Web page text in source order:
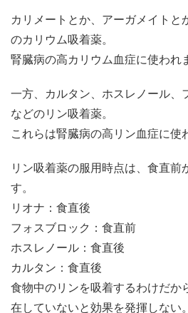
カリメートとか、アーガメイトと
のカリウム吸着薬。
腎臓病の高カリウム血症に使われ
一方、カルタン、ホスレノール、
などのリン吸着薬。
これらは腎臓病の高リン血症に使
リン吸着薬の服用時点は、食直前
す。
リオナ：食直後
フォスブロック：食直前
ホスレノール：食直後
カルタン：食直後
食物中のリンを吸着するわけだか
在していないと効果を発揮しない。